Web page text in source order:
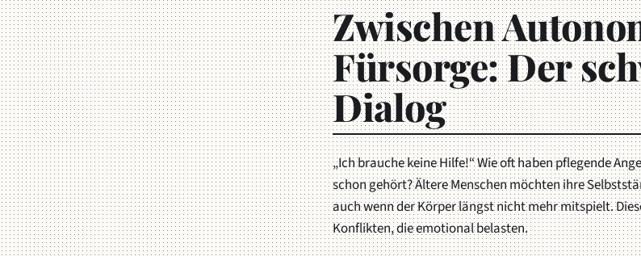
Zwischen
Fürsorge: Der
Dialog
„Ich brauche keine Hilfe!“ Wie oft haben pflegende
schon gehört? Ältere Menschen möchten ihre
auch wenn der Körper längst nicht mehr mitspielt.
Konflikten, die emotional belasten.